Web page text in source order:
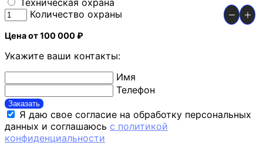
Техническая охрана
Количество охраны
Цена от 100 000 ₽
Укажите ваши контакты:
Имя
Телефон
Заказать
Я даю свое согласие на обработку персональных
данных и соглашаюсь с политикой
конфиденциальности